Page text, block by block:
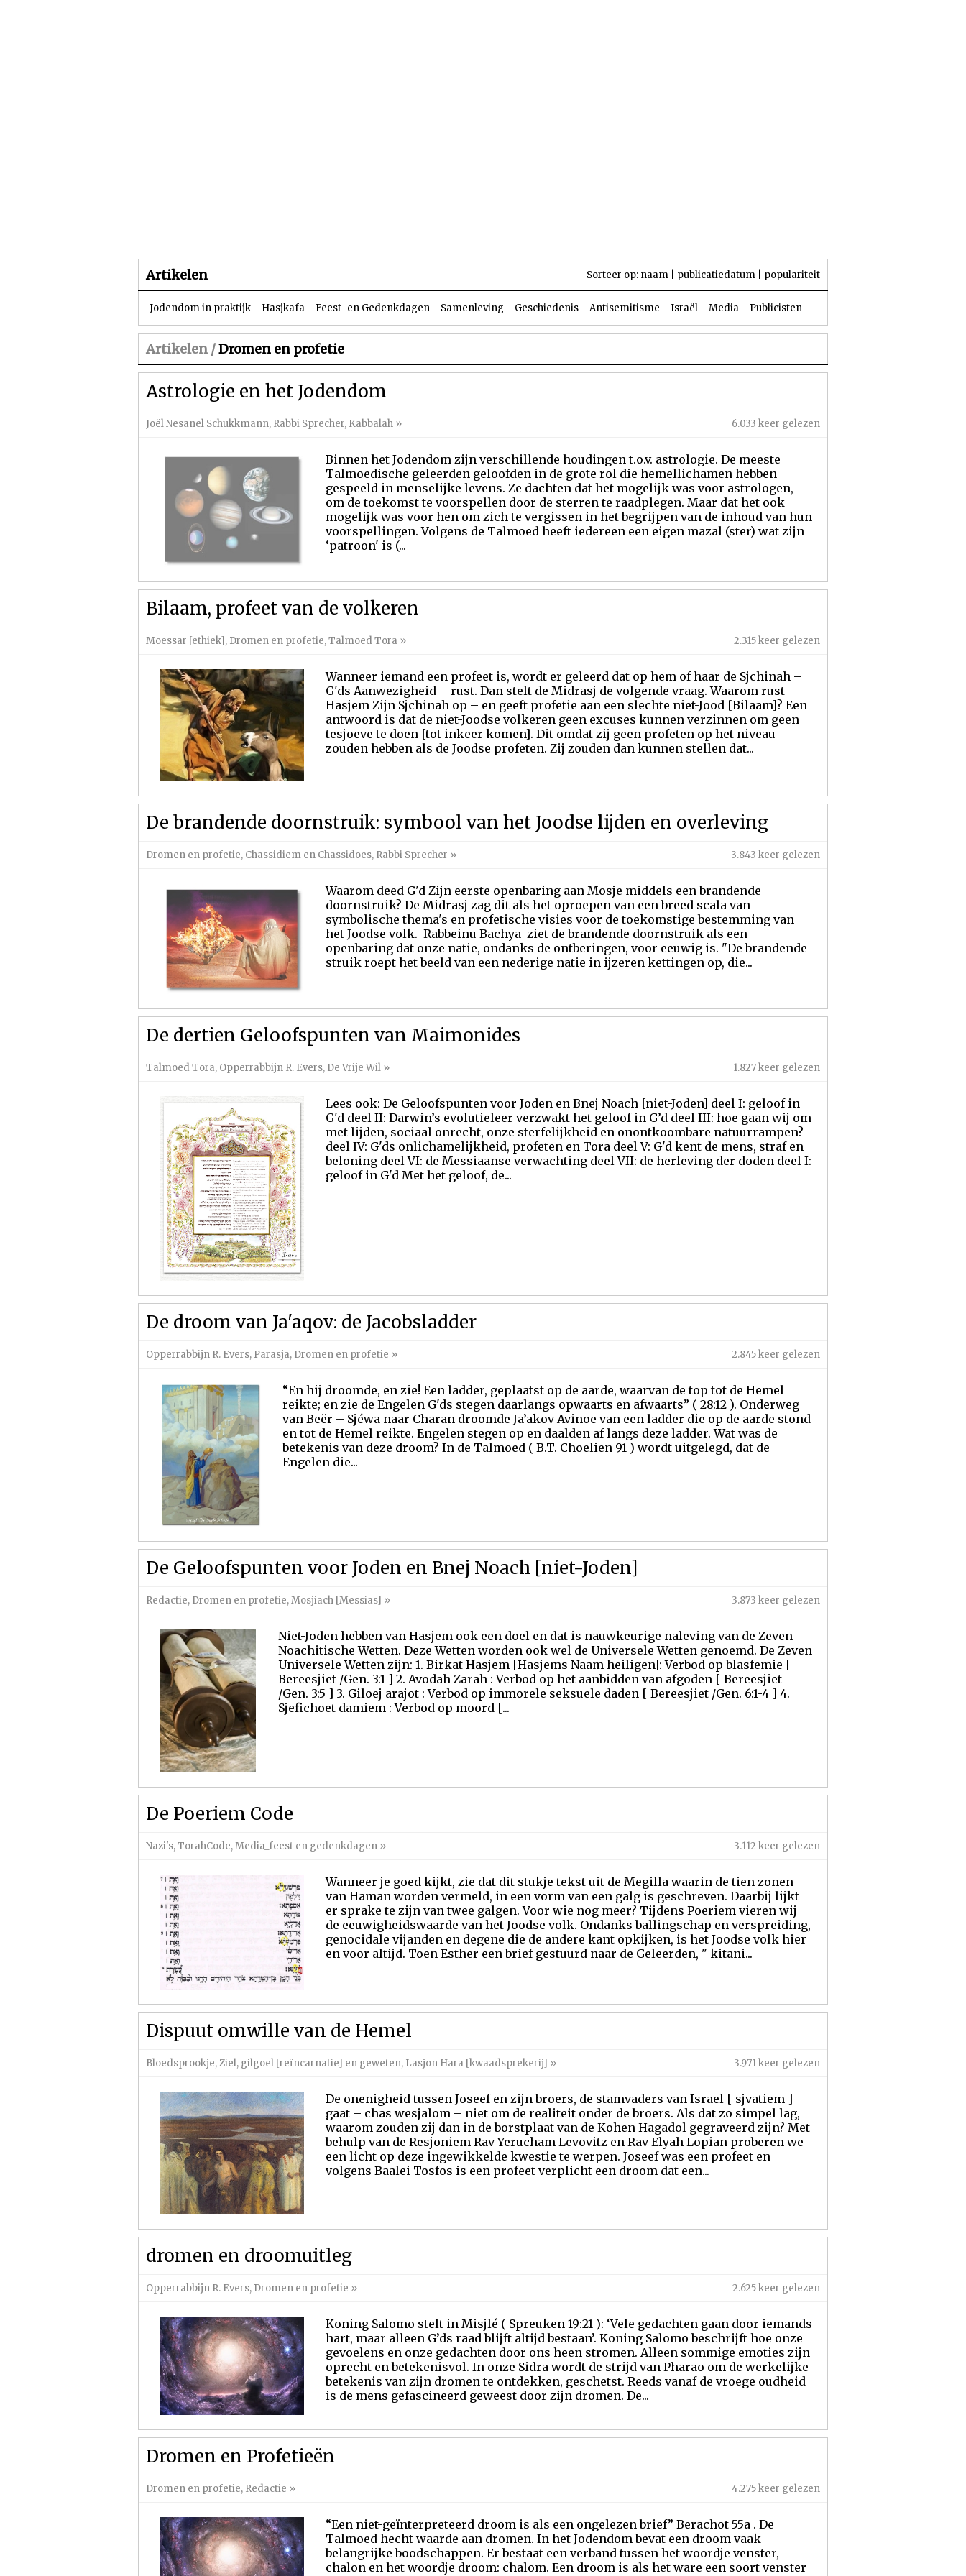
Artikelen Sorteer op: naam publicatiedatum populariteit
Jodendom in praktijk Hasjkafa Feest- en Gedenkdagen Samenleving Geschiedenis Antisemitisme Israël Media Publicisten
Artikelen /Dromen en profetie
Astrologie en het Jodendom
Joël Nesanel Schukkmann, Rabbi Sprecher, Kabbalah » 6.033 keer gelezen
Binnen het Jodendom zijn verschillende houdingen t.o.v. astrologie. De meeste
Talmoedische geleerden geloofden in de grote rol die hemellichamen hebben
gespeeld in menselijke levens. Ze dachten dat het mogelijk was voor astrologen,
om de toekomst te voorspellen door de sterren te raadplegen. Maar dat het ook
mogelijk was voor hen om zich te vergissen in het begrijpen van de inhoud van hun
voorspellingen. Volgens de Talmoed heeft iedereen een eigen mazal (ster) wat zijn
‘patroon' is (...
Bilaam, profeet van de volkeren
Moessar [ethiek], Dromen en profetie,Talmoed Tora » 2.315 keer gelezen
Wanneer iemand een profeet is, wordt er geleerd dat op hem of haar de Sjchinah –
G'ds Aanwezigheid – rust. Dan stelt de Midrasj de volgende vraag. Waarom rust
Hasjem Zijn Sjchinah op – en geeft profetie aan een slechte niet-Jood [Bilaam]? Een
antwoord is dat de niet-Joodse volkeren geen excuses kunnen verzinnen om geen
tesjoeve te doen [tot inkeer komen]. Dit omdat zij geen profeten op het niveau
zouden hebben als de Joodse profeten. Zij zouden dan kunnen stellen dat...
De brandende doornstruik: symbool van het Joodse lijden en overleving
Dromen en profetie, Chassidiem en Chassidoes, Rabbi Sprecher » 3.843 keer gelezen
Waarom deed G'd Zijn eerste openbaring aan Mosje middels een brandende
doornstruik? De Midrasj zag dit als het oproepen van een breed scala van
symbolische thema's en profetische visies voor de toekomstige bestemming van
het Joodse volk. Rabbeinu Bachya ziet de brandende doornstruik als een
openbaring dat onze natie, ondanks de ontberingen, voor eeuwig is. "De brandende
struik roept het beeld van een nederige natie in ijzeren kettingen op, die...
De dertien Geloofspunten van Maimonides
Talmoed Tora, Opperrabbijn R. Evers, De Vrije Wil » 1.827 keer gelezen
Lees ook: De Geloofspunten voor Joden en Bnej Noach [niet-Joden] deel I: geloof in
G'd deel II: Darwin’s evolutieleer verzwakt het geloof in G’d deel III: hoe gaan wij om
met lijden, sociaal onrecht, onze sterfelijkheid en onontkoombare natuurrampen?
deel IV: G'ds onlichamelijkheid, profeten en Tora deel V: G'd kent de mens, straf en
beloning deel VI: de Messiaanse verwachting deel VII: de herleving der doden deel I:
geloof in G'd Met het geloof, de...
De droom van Ja'aqov: de Jacobsladder
Opperrabbijn R. Evers, Parasja, Dromen en profetie » 2.845 keer gelezen
“En hij droomde, en zie! Een ladder, geplaatst op de aarde, waarvan de top tot de Hemel
reikte; en zie de Engelen G'ds stegen daarlangs opwaarts en afwaarts” ( 28:12 ). Onderweg
van Beër – Sjéwa naar Charan droomde Ja’akov Avinoe van een ladder die op de aarde stond
en tot de Hemel reikte. Engelen stegen op en daalden af langs deze ladder. Wat was de
betekenis van deze droom? In de Talmoed ( B.T. Choelien 91 ) wordt uitgelegd, dat de
Engelen die...
De Geloofspunten voor Joden en Bnej Noach [niet-Joden]
Redactie, Dromen en profetie,Mosjiach [Messias] » 3.873 keer gelezen
Niet-Joden hebben van Hasjem ook een doel en dat is nauwkeurige naleving van de Zeven
Noachitische Wetten. Deze Wetten worden ook wel de Universele Wetten genoemd. De Zeven
Universele Wetten zijn: 1. Birkat Hasjem [Hasjems Naam heiligen]: Verbod op blasfemie [
Bereesjiet /Gen. 3:1 ] 2. Avodah Zarah : Verbod op het aanbidden van afgoden [ Bereesjiet
/Gen. 3:5 ] 3. Giloej arajot : Verbod op immorele seksuele daden [ Bereesjiet /Gen. 6:1-4 ] 4.
Sjefichoet damiem : Verbod op moord [...
De Poeriem Code
Nazi's,TorahCode,Media_feest en gedenkdagen » 3.112 keer gelezen
Wanneer je goed kijkt, zie dat dit stukje tekst uit de Megilla waarin de tien zonen
van Haman worden vermeld, in een vorm van een galg is geschreven. Daarbij lijkt
er sprake te zijn van twee galgen. Voor wie nog meer? Tijdens Poeriem vieren wij
de eeuwigheidswaarde van het Joodse volk. Ondanks ballingschap en verspreiding,
genocidale vijanden en degene die de andere kant opkijken, is het Joodse volk hier
en voor altijd. Toen Esther een brief gestuurd naar de Geleerden, " kitani...
Dispuut omwille van de Hemel
Bloedsprookje,Ziel, gilgoel [reïncarnatie] en geweten, Lasjon Hara [kwaadsprekerij] » 3.971 keer gelezen
De onenigheid tussen Joseef en zijn broers, de stamvaders van Israel [ sjvatiem ]
gaat – chas wesjalom – niet om de realiteit onder de broers. Als dat zo simpel lag,
waarom zouden zij dan in de borstplaat van de Kohen Hagadol gegraveerd zijn? Met
behulp van de Resjoniem Rav Yerucham Levovitz en Rav Elyah Lopian proberen we
een licht op deze ingewikkelde kwestie te werpen. Joseef was een profeet en
volgens Baalei Tosfos is een profeet verplicht een droom dat een...
dromen en droomuitleg
Opperrabbijn R. Evers, Dromen en profetie » 2.625 keer gelezen
Koning Salomo stelt in Misjlé ( Spreuken 19:21 ): ‘Vele gedachten gaan door iemands
hart, maar alleen G’ds raad blijft altijd bestaan’. Koning Salomo beschrijft hoe onze
gevoelens en onze gedachten door ons heen stromen. Alleen sommige emoties zijn
oprecht en betekenisvol. In onze Sidra wordt de strijd van Pharao om de werkelijke
betekenis van zijn dromen te ontdekken, geschetst. Reeds vanaf de vroege oudheid
is de mens gefascineerd geweest door zijn dromen. De...
Dromen en Profetieën
Dromen en profetie, Redactie » 4.275 keer gelezen
“Een niet-geïnterpreteerd droom is als een ongelezen brief” Berachot 55a . De
Talmoed hecht waarde aan dromen. In het Jodendom bevat een droom vaak
belangrijke boodschappen. Er bestaat een verband tussen het woordje venster,
chalon en het woordje droom: chalom. Een droom is als het ware een soort venster